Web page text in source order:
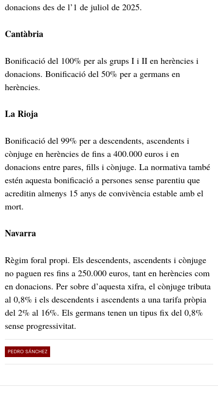
donacions des de l’1 de juliol de 2025.
Cantàbria
Bonificació del 100% per als grups I i II en herències i
donacions. Bonificació del 50% per a germans en
herències.
La Rioja
Bonificació del 99% per a descendents, ascendents i
cònjuge en herències de fins a 400.000 euros i en
donacions entre pares, fills i cònjuge. La normativa també
estén aquesta bonificació a persones sense parentiu que
acreditin almenys 15 anys de convivència estable amb el
mort.
Navarra
Règim foral propi. Els descendents, ascendents i cònjuge
no paguen res fins a 250.000 euros, tant en herències com
en donacions. Per sobre d’aquesta xifra, el cònjuge tributa
al 0,8% i els descendents i ascendents a una tarifa pròpia
del 2% al 16%. Els germans tenen un tipus fix del 0,8%
sense progressivitat.
PEDRO SÁNCHEZ